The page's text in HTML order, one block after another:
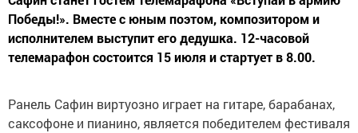
Победы!». Вместе с юным поэтом, композитором и
исполнителем выступит его дедушка. 12-часовой
телемарафон состоится 15 июля и стартует в 8.00.
Ранель Сафин виртуозно играет на гитаре, барабанах,
саксофоне и пианино, является победителем фестиваля